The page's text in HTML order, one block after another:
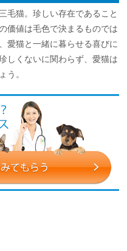
毛猫。珍しい存在であること
価値は毛色で決まるものでは
愛猫と一緒に暮らせる喜びに
しくないに関わらず、愛猫は
う。